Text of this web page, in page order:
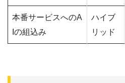
本番サービスへのA
Iの組込み
ハイブ
リッド